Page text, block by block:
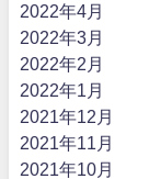
2022年4月
2022年3月
2022年2月
2022年1月
2021年12月
2021年11月
2021年10月